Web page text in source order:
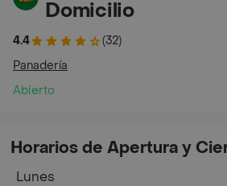
Domicilio
4.4
(32)
Panadería
Abierto
Horarios de Apertura y
Lunes